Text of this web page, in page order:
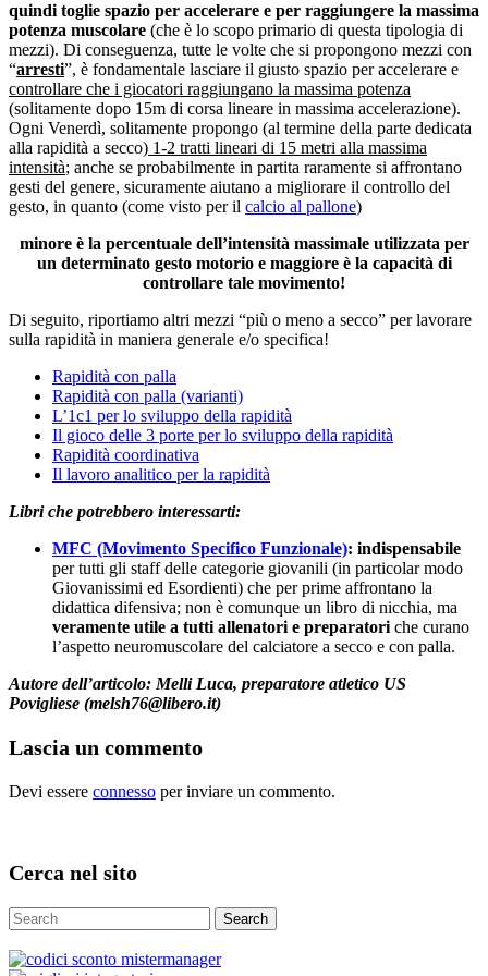
quindi toglie spazio per accelerare e per raggiungere la massima
potenza muscolare (che è lo scopo primario di questa tipologia di
mezzi). Di conseguenza, tutte le volte che si propongono mezzi con
“arresti”, è fondamentale lasciare il giusto spazio per accelerare e
controllare che i giocatori raggiungano la massima potenza
(solitamente dopo 15m di corsa lineare in massima accelerazione).
Ogni Venerdì, solitamente propongo (al termine della parte dedicata
alla rapidità a secco) 1-2 tratti lineari di 15 metri alla massima
intensità; anche se probabilmente in partita raramente si affrontano
gesti del genere, sicuramente aiutano a migliorare il controllo del
gesto, in quanto (come visto per il calcio al pallone)
minore è la percentuale dell’intensità massimale utilizzata per
un determinato gesto motorio e maggiore è la capacità di
controllare tale movimento!
Di seguito, riportiamo altri mezzi “più o meno a secco” per lavorare
sulla rapidità in maniera generale e/o specifica!
Rapidità con palla
Rapidità con palla (varianti)
L’1c1 per lo sviluppo della rapidità
Il gioco delle 3 porte per lo sviluppo della rapidità
Rapidità coordinativa
Il lavoro analitico per la rapidità
Libri che potrebbero interessarti:
MFC (Movimento Specifico Funzionale): indispensabile
per tutti gli staff delle categorie giovanili (in particolar modo
Giovanissimi ed Esordienti) che per prime affrontano la
didattica difensiva; non è comunque un libro di nicchia, ma
veramente utile a tutti allenatori e preparatori che curano
l’aspetto neuromuscolare del calciatore a secco e con palla.
Autore dell’articolo: Melli Luca, preparatore atletico US
Povigliese (melsh76@libero.it)
Lascia un commento
Devi essere connesso per inviare un commento.
Cerca nel sito
Search